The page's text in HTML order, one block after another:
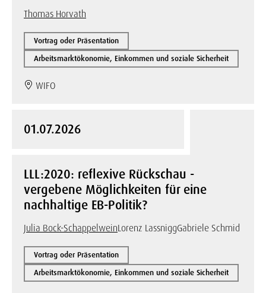
Thomas Horvath
Vortrag oder Präsentation
Arbeitsmarktökonomie, Einkommen und soziale Sicherheit
WIFO
01.07.2026
LLL:2020: reflexive Rückschau -
vergebene Möglichkeiten für eine
nachhaltige EB-Politik?
Julia Bock-SchappelweinLorenz LassniggGabriele Schmid
Vortrag oder Präsentation
Arbeitsmarktökonomie, Einkommen und soziale Sicherheit